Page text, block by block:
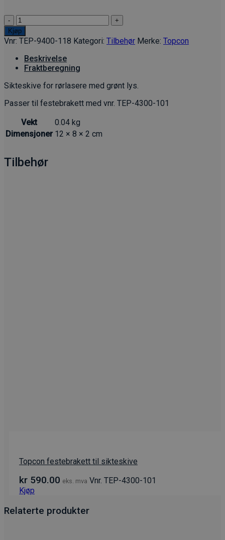
Topcon
sikteskive
for
med
grønt
(kort)
Kjøp
Vnr: TEP-9400-118 Kategori: Tilbehør Merke: Topcon
Beskrivelse
Fraktberegning
Sikteskive for rørlasere med grønt lys.
Passer til festebrakett med vnr. TEP-4300-101
Vekt
0.04 kg
Dimensjoner 12 × 8 × 2 cm
Tilbehør
Topcon festebrakett til sikteskive
kr 590.00 eks. mva Vnr. TEP-4300-101
Kjøp
Relaterte produkter